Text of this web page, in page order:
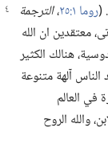
(‏روما ١:‏٢٥ ‏،‏الترجمة
معتقدين ان الله
هنالك الكثير
آلهة متنوعة
في العالم
والله الروح